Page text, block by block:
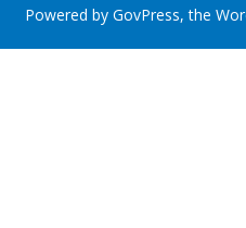
Powered by GovPress, the